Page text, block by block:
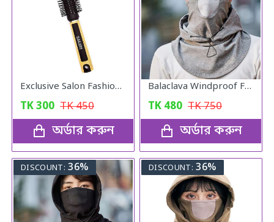
Exclusive Salon Fashion Professional Round Hair Brush
TK300 TK450
অর্ডার করুন
Balaclava Windproof Full Face Mask (Gray)
TK 480 TK750
অর্ডার করুন
DISCOUNT: 36% DISCOUNT: 36%